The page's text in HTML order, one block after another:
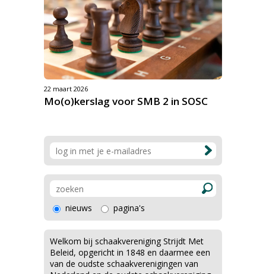
22 maart 2026
Mo(o)kerslag voor SMB 2 in SOSC
nieuws pagina's
Welkom bij schaakvereniging Strijdt Met
Beleid, opgericht in 1848 en daarmee een
van de oudste schaakverenigingen van